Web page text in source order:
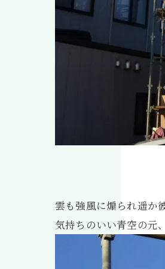
雲も強風に煽られ遥か
気持ちのいい青空の元